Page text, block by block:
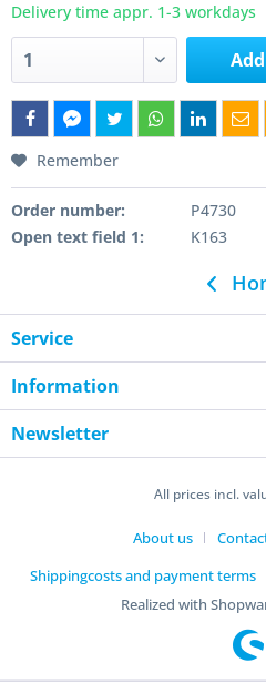
Delivery time appr. 1-3 workdays
Remember
Order number:
P4730
Open text field 1:
K163
Service
Information
Newsletter
All prices incl.
About us
Shippingcosts and payment terms
Realized with